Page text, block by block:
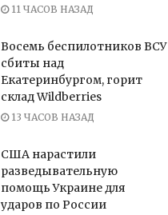
11 ЧАСОВ НАЗАД
Восемь беспилотников ВСУ
сбиты над
Екатеринбургом, горит
склад Wildberries
13 ЧАСОВ НАЗАД
США нарастили
разведывательную
помощь Украине для
ударов по России